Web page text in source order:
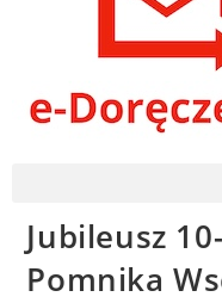
Jubileusz
Pomnika